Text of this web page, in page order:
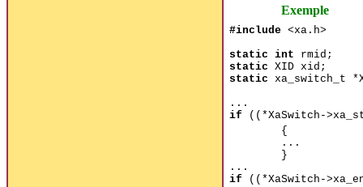
Exemple
#include<xa.h>
static int rmid;
static XID xid;
static xa_switch_t
...
if((*XaSwitch-
{
...
}
...
if((*XaSwitch-